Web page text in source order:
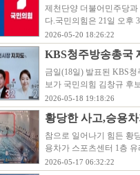
제천단양 더불어민주당
다.국민의힘은 21일 오후
2026-05-20 18:26:22
KBS청주방송총국
금일(18일) 발표된 KBS
보가 국민의힘 김창규 후
2026-05-18 19:18:26
황당한 사고,승용
참으로 일어나기 힘든 황
용차가 스포츠센터 1층
2026-05-17 06:32:22